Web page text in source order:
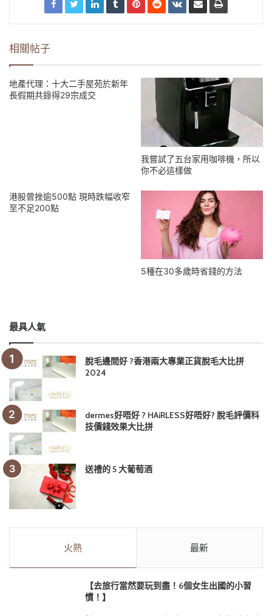
相關帖子
地產代理：十大二手屋苑於新年
長假期共錄得29宗成交
我嘗試了五台家用咖啡機，所以
你不必這樣做
港股曾挫逾500點 現時跌幅收窄
至不足200點
5種在30多歲時省錢的方法
最具人氣
脫毛邊間好 ?香港兩大專業正貨脫毛大比拼
2024
dermes好唔好 ? HAiRLESS好唔好? 脫毛評價科
技價錢效果大比拼
送禮的 5 大葡萄酒
火熱 最新
【去旅行當然要玩到盡！6個女生出國的小習
慣！】